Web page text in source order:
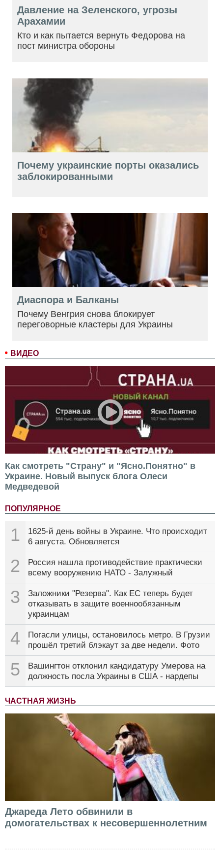
ВИДЕО
Как смотреть "Страну" и "Ясно.Понятно" в
Украине. Новый выпуск блога Олеси
Медведевой
ПОПУЛЯРНОЕ
1
1625-й день войны в Украине. Что происходит
6 августа. Обновляется
2
Россия нашла противодействие практически
всему вооружению НАТО - Залужный
3
Заложники "Резерва". Как ЕС теперь будет
отказывать в защите военнообязанным
украинцам
4
Погасли улицы, остановилось метро. В Грузии
прошёл третий блэкаут за две недели. Фото
5
Вашингтон отклонил кандидатуру Умерова на
должность посла Украины в США - нардепы
ЧАСТНАЯ ЖИЗНЬ
Джареда Лето обвинили в
домогательствах к несовершеннолетним
Давление на Зеленского, угрозы
Арахамии
Кто и как пытается вернуть Федорова на
пост министра обороны
Почему украинские порты оказались
заблокированными
Диаспора и Балканы
Почему Венгрия снова блокирует
переговорные кластеры для Украины